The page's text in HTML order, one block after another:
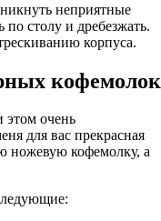
неприятные
столу и дребезжать.
корпуса.
кофемолок
этом очень
для вас прекрасная
ножевую кофемолку, а